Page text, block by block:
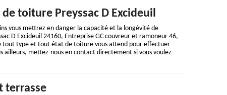
toiture Preyssac D Excideuil
vous mettrez en danger la capacité et la longévité de
D Excideuil 24160, Entreprise GC couvreur et ramoneur 46,
tout type et tout état de toiture vous attend pour effectuer
mettez-nous en contact directement si vous voulez
terrasse